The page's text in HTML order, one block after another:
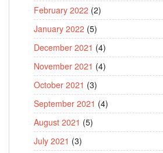
February 2022 (2)
January 2022 (5)
December 2021 (4)
November 2021 (4)
October 2021 (3)
September 2021 (4)
August 2021 (5)
July 2021 (3)